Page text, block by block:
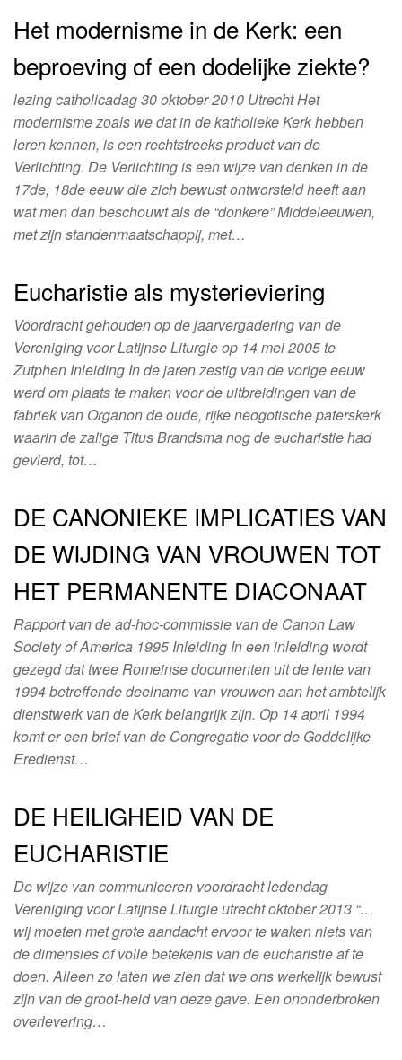
Het modernisme in de Kerk: een
beproeving of een dodelijke ziekte?
lezing catholicadag 30 oktober 2010 Utrecht Het
modernisme zoals we dat in de katholieke Kerk hebben
leren kennen, is een rechtstreeks product van de
Verlichting. De Verlichting is een wijze van denken in de
17de, 18de eeuw die zich bewust ontworsteld heeft aan
wat men dan beschouwt als de “donkere” Middeleeuwen,
met zijn standenmaatschappij, met…
Eucharistie als mysterieviering
Voordracht gehouden op de jaarvergadering van de
Vereniging voor Latijnse Liturgie op 14 mei 2005 te
Zutphen Inleiding In de jaren zestig van de vorige eeuw
werd om plaats te maken voor de uitbreidingen van de
fabriek van Organon de oude, rijke neogotische paterskerk
waarin de zalige Titus Brandsma nog de eucharistie had
gevierd, tot…
DE CANONIEKE IMPLICATIES VAN
DE WIJDING VAN VROUWEN TOT
HET PERMANENTE DIACONAAT
Rapport van de ad-hoc-commissie van de Canon Law
Society of America 1995 Inleiding In een inleiding wordt
gezegd dat twee Romeinse documenten uit de lente van
1994 betreffende deelname van vrouwen aan het ambtelijk
dienstwerk van de Kerk belangrijk zijn. Op 14 april 1994
komt er een brief van de Congregatie voor de Goddelijke
Eredienst…
DE HEILIGHEID VAN DE
EUCHARISTIE
De wijze van communiceren voordracht ledendag
Vereniging voor Latijnse Liturgie utrecht oktober 2013 “…
wij moeten met grote aandacht ervoor te waken niets van
de dimensies of volle betekenis van de eucharistie af te
doen. Alleen zo laten we zien dat we ons werkelijk bewust
zijn van de groot-heid van deze gave. Een ononderbroken
overlevering…